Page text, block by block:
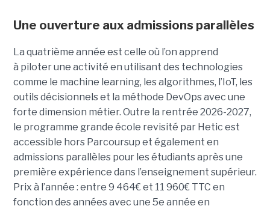
Une ouverture aux admissions parallèles
La quatrième année est celle où l’on apprend
à piloter une activité en utilisant des technologies
comme le machine learning, les algorithmes, l’IoT, les
outils décisionnels et la méthode DevOps avec une
forte dimension métier. Outre la rentrée 2026-2027,
le programme grande école revisité par Hetic est
accessible hors Parcoursup et également en
admissions parallèles pour les étudiants après une
première expérience dans l’enseignement supérieur.
Prix à l’année : entre 9 464€ et 11 960€ TTC en
fonction des années avec une 5e année en